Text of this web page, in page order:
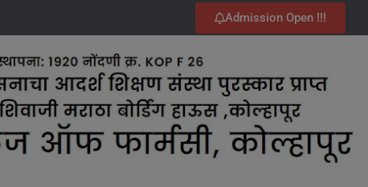
Admission Open !!!